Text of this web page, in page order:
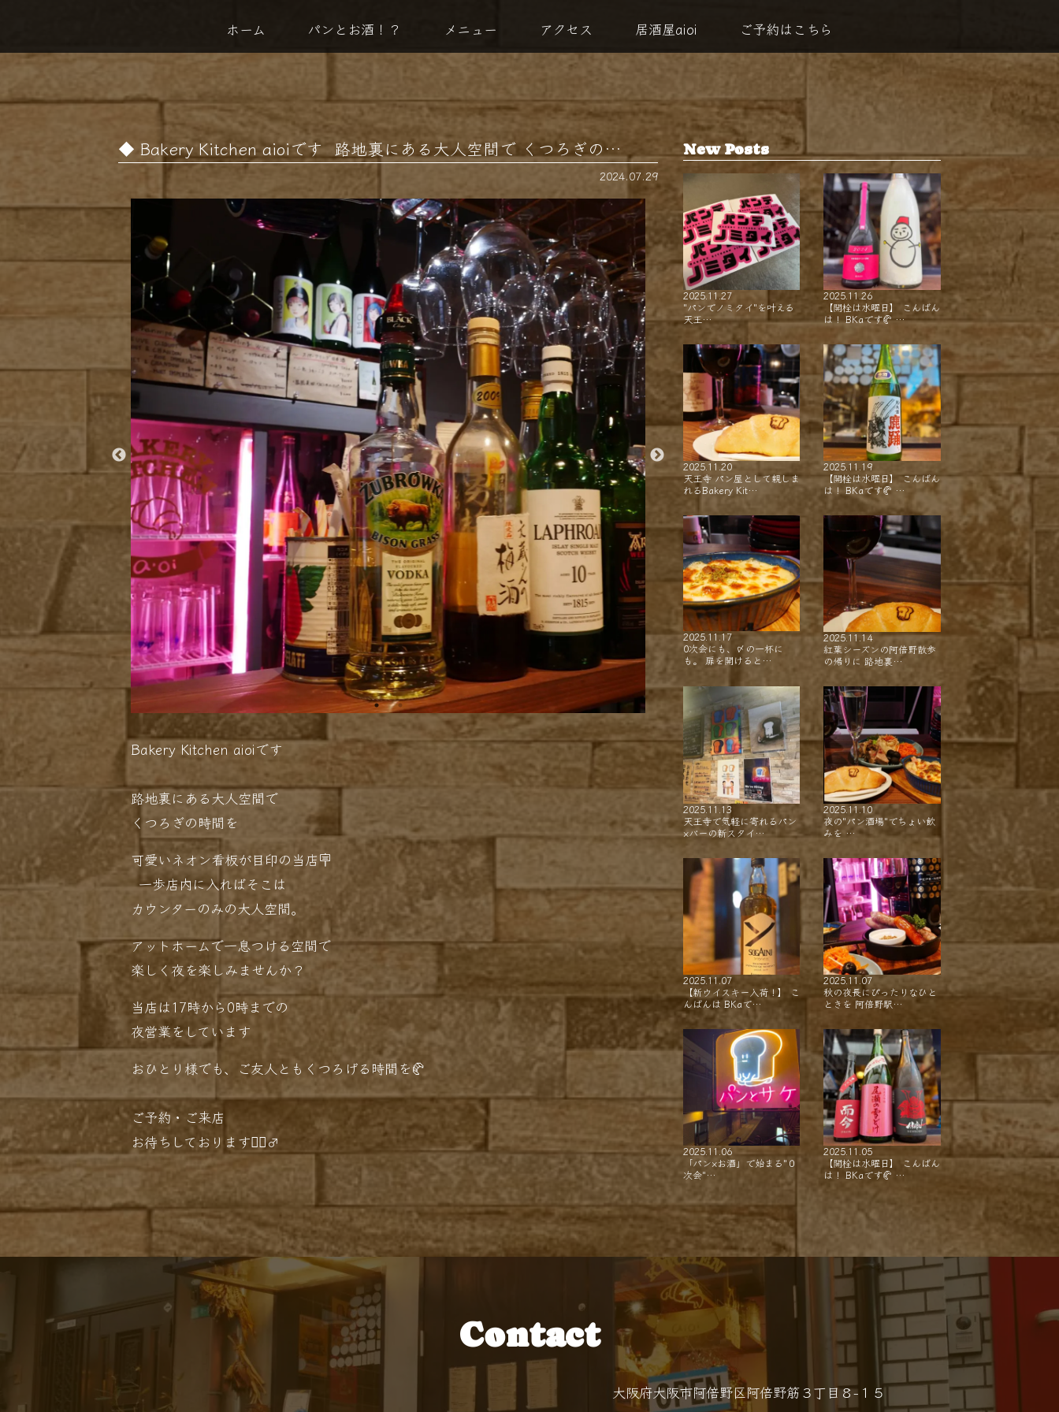
ホーム パンとお酒！？ メニュー アクセス 居酒屋aioi ご予約はこちら
Bakery Kitchen aioiです ‌ 路地裏にある大人空間で くつろぎの…
2024.07.29
Bakery Kitchen aioiです
路地裏にある大人空間で
くつろぎの時間を
可愛いネオン看板が目印の当店🪧
一歩店内に入ればそこは
カウンターのみの大人空間。
アットホームで一息つける空間で
楽しく夜を楽しみませんか？
当店は17時から0時までの
夜営業をしています
おひとり様でも、ご友人ともくつろげる時間を🥐
ご予約・ご来店
お待ちしております！🏻‍♂️
New Posts
2025.11.27
"パンでノミタイ"を叶える
天王…
2025.11.26
【開栓は水曜日】 こんばん
は！ BKaです🥐 …
2025.11.20
天王寺 パン屋として親しま
れるBakery Kit…
2025.11.19
【開栓は水曜日】 こんばん
は！ BKaです🥐 …
2025.11.17
0次会にも、〆の一杯に
も。 扉を開けると…
2025.11.14
紅葉シーズンの阿倍野散歩
の帰りに 路地裏…
2025.11.13
天王寺で気軽に寄れるパン
×バーの新スタイ…
2025.11.10
夜の"パン酒場"でちょい飲
みを …
2025.11.07
【新ウイスキー入荷！】 こ
んばんは BKaで…
2025.11.07
秋の夜長にぴったりなひと
ときを 阿倍野駅…
2025.11.06
「パン×お酒」で始まる"０
次会"…
2025.11.05
【開栓は水曜日】 こんばん
は！ BKaです🥐 …
Contact
大阪府大阪市阿倍野区阿倍野筋３丁目８−１５